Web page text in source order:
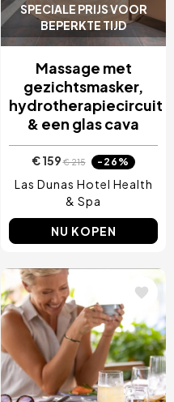
SPECIALE PRIJS VOOR
BEPERKTE TIJD
Massage met
gezichtsmasker,
hydrotherapiecircuit
& een glas cava
€ 159€ 215 -26%
Las Dunas Hotel Health
& Spa
NU KOPEN
Afbeelding